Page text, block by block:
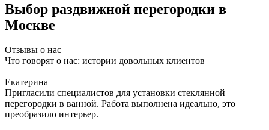
Выбор раздвижной перегородки в
Москве
Отзывы о нас
Что говорят о нас: истории довольных клиентов
Екатерина
Пригласили специалистов для установки стеклянной
перегородки в ванной. Работа выполнена идеально, это
преобразило интерьер.